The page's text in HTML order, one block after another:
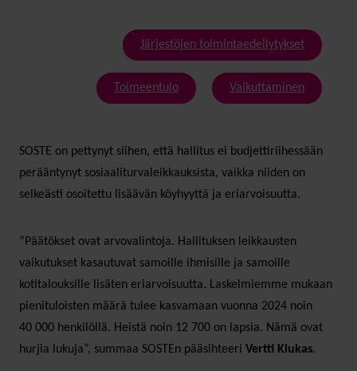
Järjestöjen toimintaedellytykset
Toimeentulo Vaikuttaminen
SOSTE on pettynyt siihen, että hallitus ei budjettiriihessään
perääntynyt sosiaaliturvaleikkauksista, vaikka niiden on
selkeästi osoitettu lisäävän köyhyyttä ja eriarvoisuutta.
”Päätökset ovat arvovalintoja. Hallituksen leikkausten
vaikutukset kasautuvat samoille ihmisille ja samoille
kotitalouksille lisäten eriarvoisuutta. Laskelmiemme mukaan
pienituloisten määrä tulee kasvamaan vuonna 2024 noin
40 000 henkilöllä. Heistä noin 12 700 on lapsia. Nämä ovat
hurjia lukuja”, summaa SOSTEn pääsihteeri Vertti Kiukas.